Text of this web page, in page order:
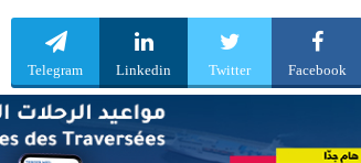
Facebook
Twitter
Linkedin
Telegram